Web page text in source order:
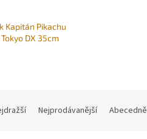
Kapitán Pikachu
DX 35cm
Nejprodávanější Abecedně